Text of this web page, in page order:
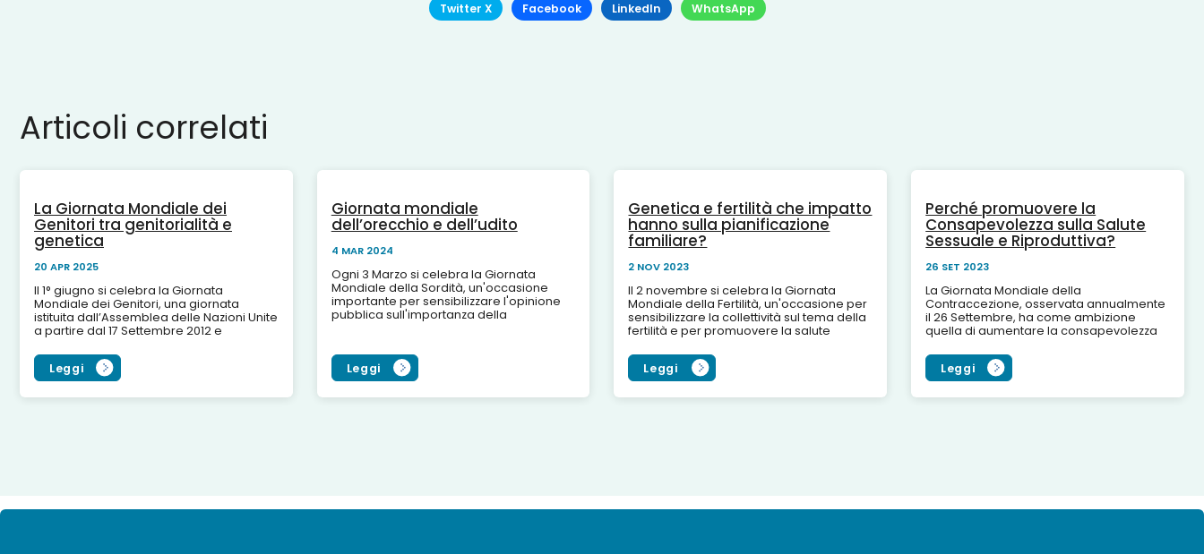
Twitter X Facebook LinkedIn WhatsApp
Articoli correlati
La Giornata Mondiale dei
Genitori tra genitorialità e
genetica
20 APR 2025
Il 1° giugno si celebra la Giornata
Mondiale dei Genitori, una giornata
istituita dall’Assemblea delle Nazioni Unite
a partire dal 17 Settembre 2012 e
genitori...
Leggi
Giornata mondiale
dell’orecchio e dell’udito
4 MAR 2024
Ogni 3 Marzo si celebra la Giornata
Mondiale della Sordità, un'occasione
importante per sensibilizzare l'opinione
pubblica sull'importanza della
Leggi
Genetica e fertilità che impatto
hanno sulla pianificazione
familiare?
2 NOV 2023
Il 2 novembre si celebra la Giornata
Mondiale della Fertilità, un'occasione per
sensibilizzare la collettività sul tema della
fertilità e per promuovere la salute
coinvolte...
Leggi
Perché promuovere la
Consapevolezza sulla Salute
Sessuale e Riproduttiva?
26 SET 2023
La Giornata Mondiale della
Contraccezione, osservata annualmente
il 26 Settembre, ha come ambizione
quella di aumentare la consapevolezza
sessuale e riproduttiva per...
Leggi